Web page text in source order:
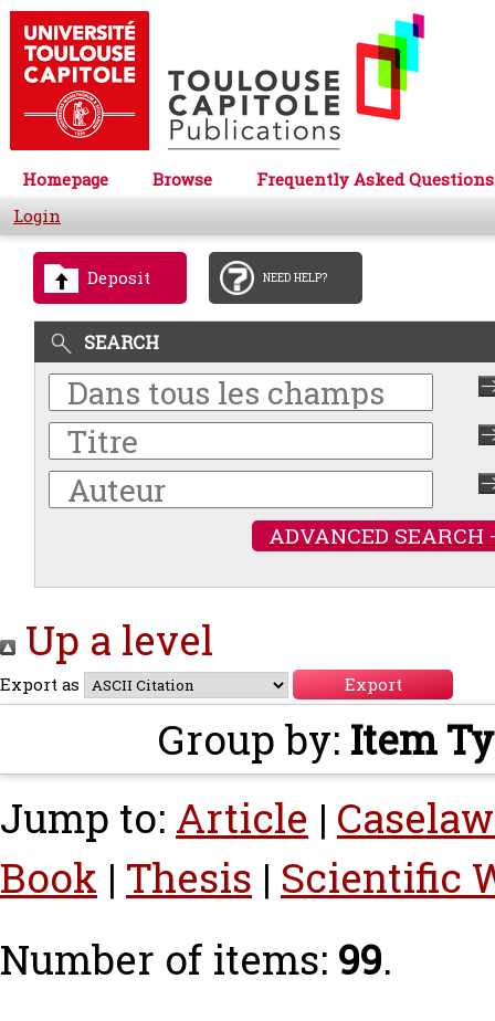
Homepage Browse
Frequently Asked Questions
Login
Deposit NEED HELP?
SEARCH
ADVANCED SEARCH
Up a level
Export as
Group by: Item
Jump to: Article |
Book | Thesis | Scientific
Number of items: 99.